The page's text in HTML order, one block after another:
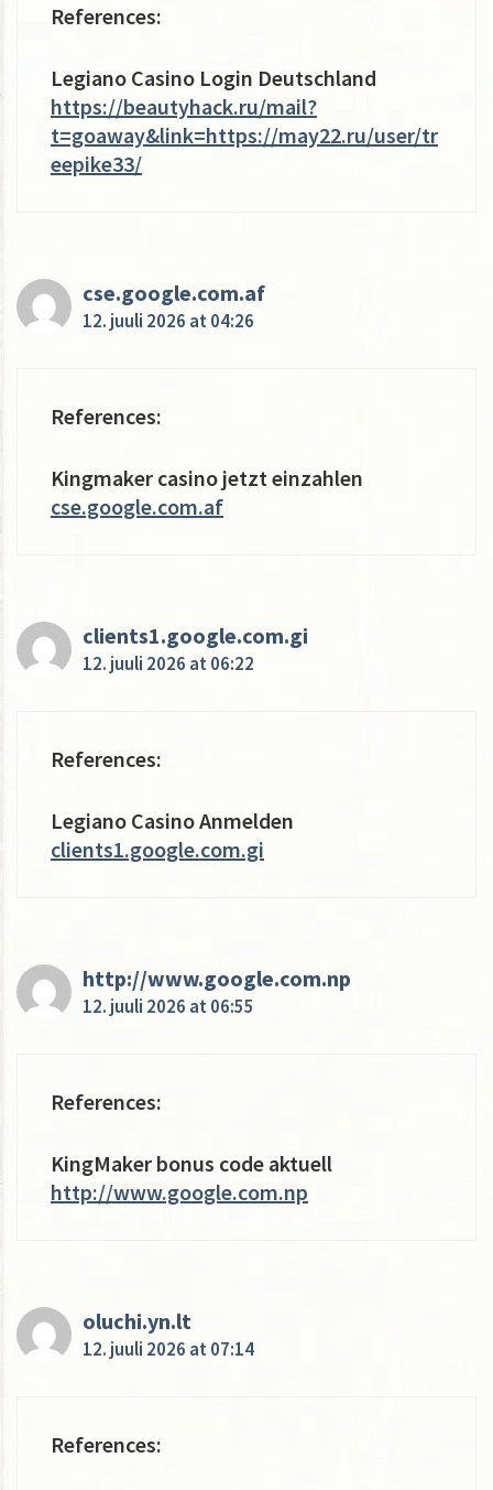
References:
Legiano Casino Login Deutschland
https://beautyhack.ru/mail?
t=goaway&link=https://may22.ru/user/tr
eepike33/
cse.google.com.af
12. juuli 2026 at 04:26
References:
Kingmaker casino jetzt einzahlen
cse.google.com.af
clients1.google.com.gi
12. juuli 2026 at 06:22
References:
Legiano Casino Anmelden
clients1.google.com.gi
http://www.google.com.np
12. juuli 2026 at 06:55
References:
KingMaker bonus code aktuell
http://www.google.com.np
oluchi.yn.lt
12. juuli 2026 at 07:14
References: